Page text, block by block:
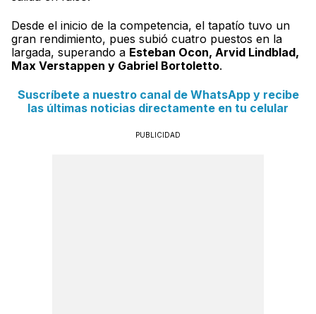
Desde el inicio de la competencia, el tapatío tuvo un
gran rendimiento, pues subió cuatro puestos en la
largada, superando a Esteban Ocon, Arvid Lindblad,
Max Verstappen y Gabriel Bortoletto.
Suscríbete a nuestro canal de WhatsApp y recibe
las últimas noticias directamente en tu celular
PUBLICIDAD